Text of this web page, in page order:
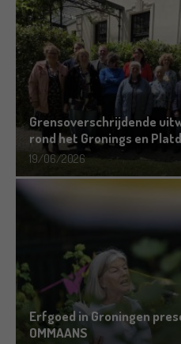
Grensoverschrijdende
rond het Gronings en
19/06/2026
Erfgoed in Groningen
OMMAANS